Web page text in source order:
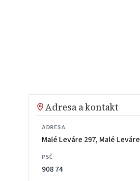
Adresa a kontakt
ADRESA
Malé Leváre 297, Malé Leváre
PSČ
908 74